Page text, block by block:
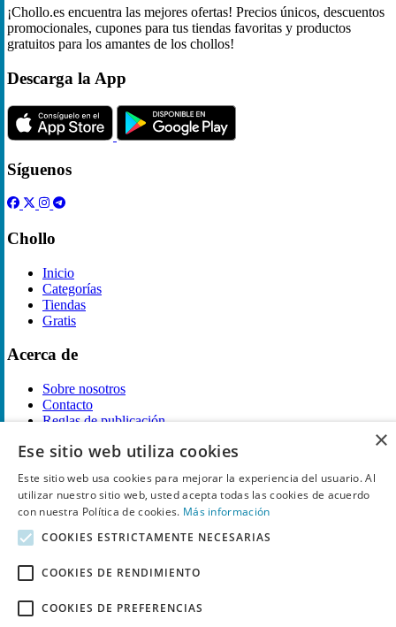
¡Chollo.es encuentra las mejores ofertas! Precios únicos, descuentos
promocionales, cupones para tus tiendas favoritas y productos
gratuitos para los amantes de los chollos!
Descarga la App
Síguenos
Chollo
Inicio
Categorías
Tiendas
Gratis
Acerca de
Sobre nosotros
Contacto
Reglas de publicación
Información legal
Privacidad
Declaración de cookies
Descargo de Responsabilidad
Derechos de autor ©
reservados.
×
Ese sitio web utiliza cookies
Este sitio web usa cookies para mejorar la experiencia del usuario. Al
utilizar nuestro sitio web, usted acepta todas las cookies de acuerdo
con nuestra Política de cookies. Más información
COOKIES ESTRICTAMENTE NECESARIAS
COOKIES DE RENDIMIENTO
COOKIES DE PREFERENCIAS